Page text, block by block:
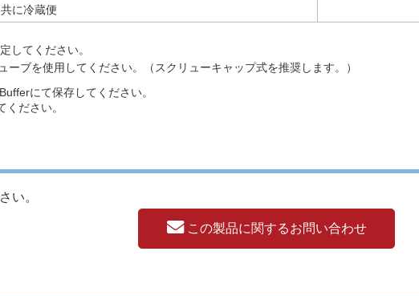
に冷蔵便
してください。
ブを使用してください。（スクリューキャップ式を推奨します。）
にて保存してください。
ださい。
い。
この製品に関するお問い合わせ